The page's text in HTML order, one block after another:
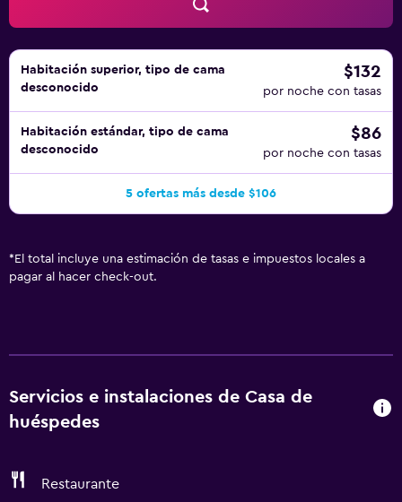
Habitación superior, tipo de cama
desconocido
$132
por noche con tasas
Habitación estándar, tipo de cama
desconocido
$86
por noche con tasas
5 ofertas más desde $106
* El total incluye una estimación de tasas e impuestos locales a
pagar al hacer check-out.
Servicios e instalaciones de Casa de
huéspedes
Restaurante